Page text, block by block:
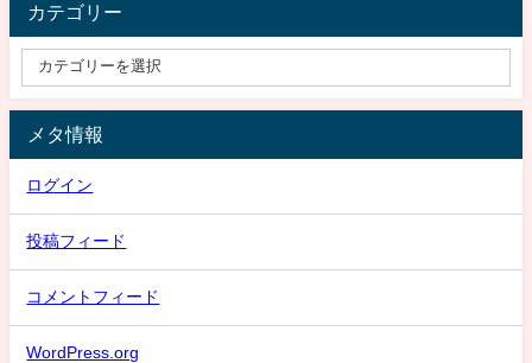
カテゴリー
メタ情報
ログイン
投稿フィード
コメントフィード
WordPress.org